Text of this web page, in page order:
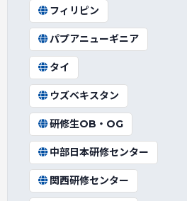
フィリピン
パプアニューギニア
タイ
ウズベキスタン
研修生OB・OG
中部日本研修センター
関西研修センター